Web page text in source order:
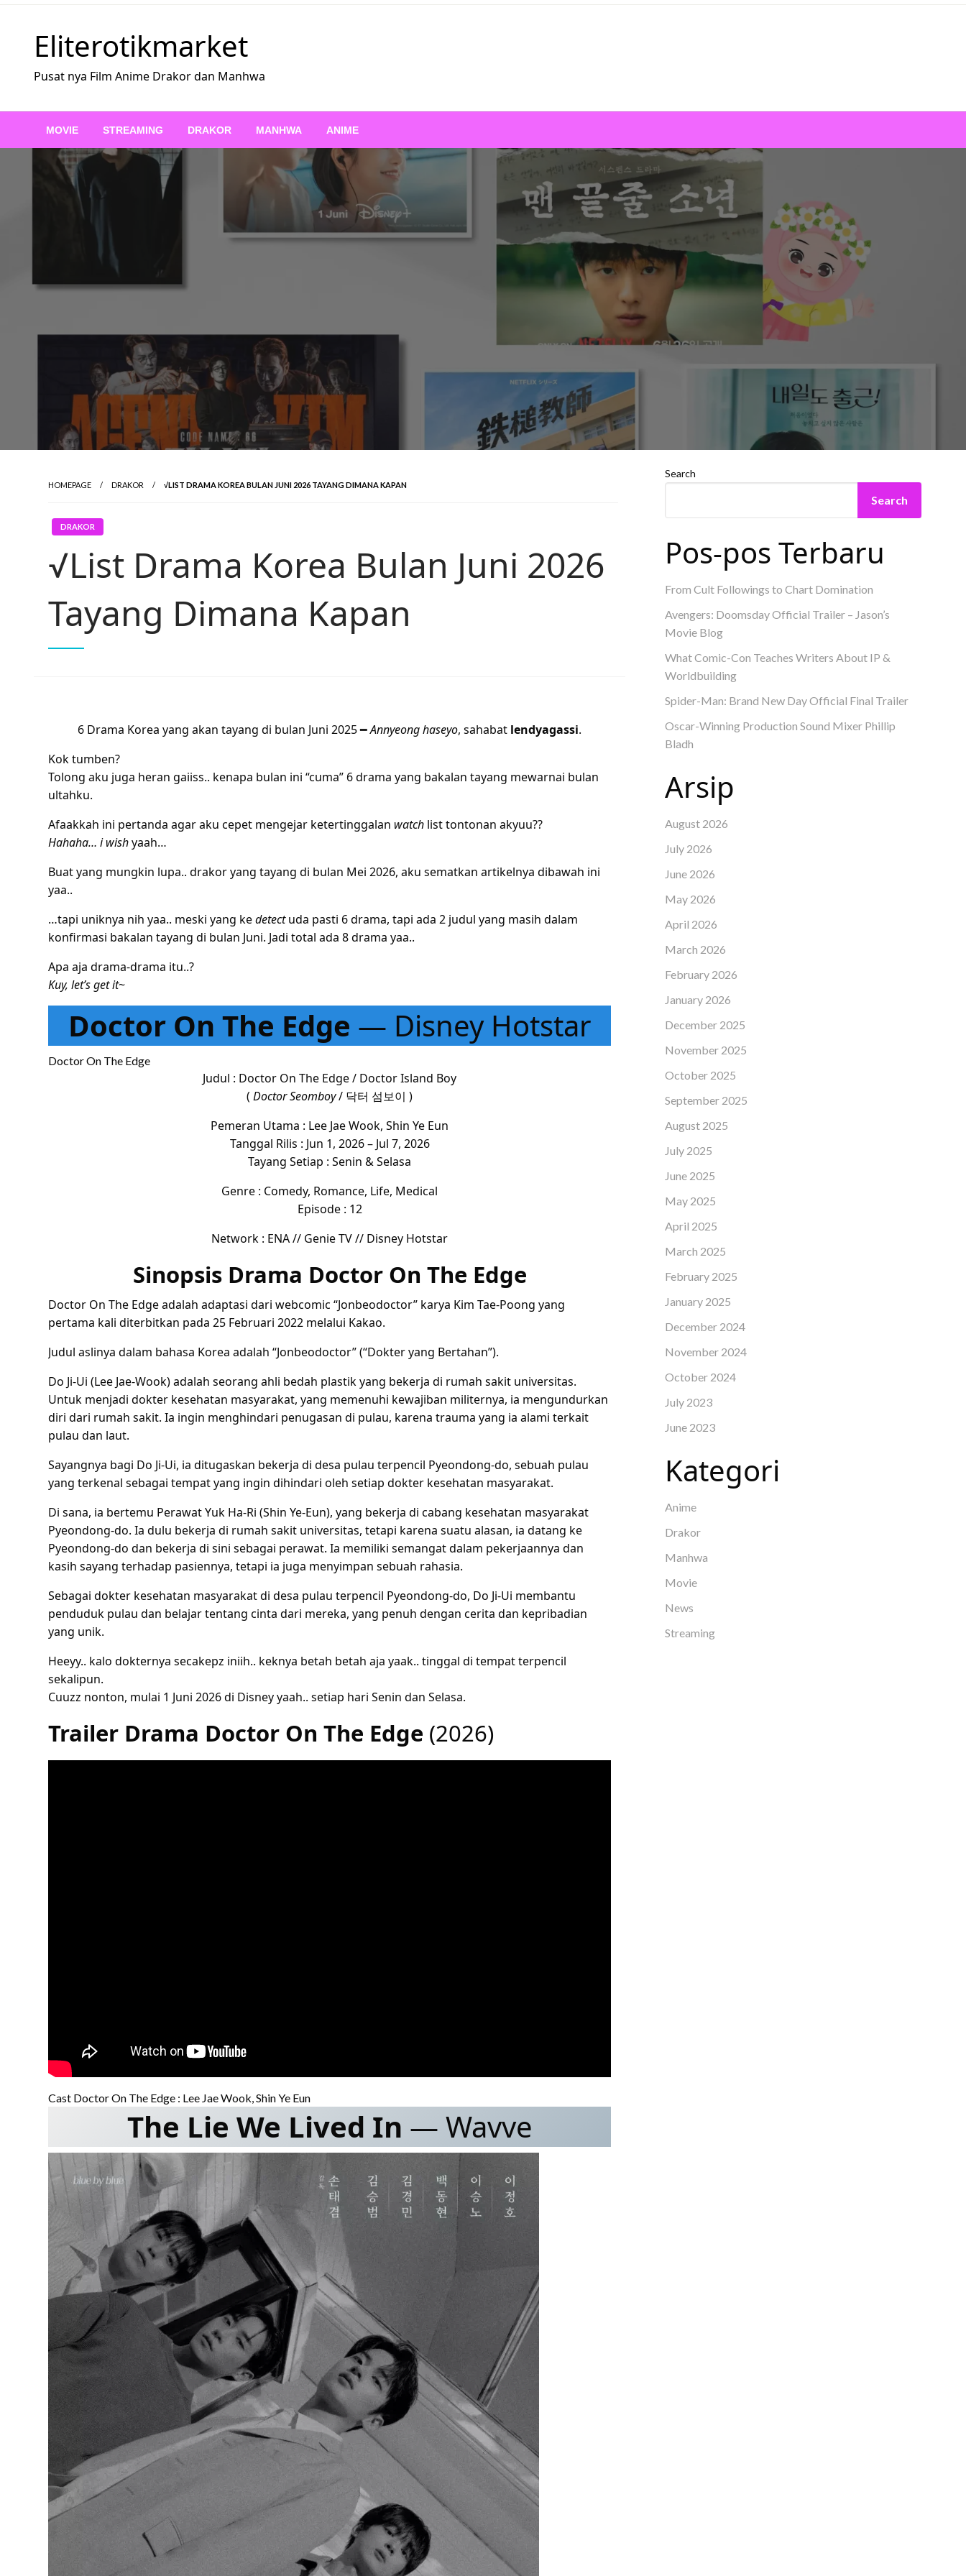
Skip
Eliterotikmarket
Pusat nya Film Anime Drakor dan Manhwa
MOVIE STREAMING DRAKOR MANHWA ANIME
HOMEPAGE DRAKOR √LIST DRAMA KOREA BULAN JUNI 2026 TAYANG DIMANA KAPAN
DRAKOR
√List Drama Korea Bulan Juni 2026
Tayang Dimana Kapan
6 Drama Korea yang akan tayang di bulan Juni 2025 ━Annyeong haseyo, sahabat lendyagassi.
Kok tumben?
Tolong aku juga heran gaiiss.. kenapa bulan ini “cuma” 6 drama yang bakalan tayang mewarnai bulan
ultahku.
Afaakkah ini pertanda agar aku cepet mengejar ketertinggalan watch list tontonan akyuu??
Hahaha… i wishyaah…
Buat yang mungkin lupa.. drakor yang tayang di bulan Mei 2026, aku sematkan artikelnya dibawah ini
yaa..
…tapi uniknya nih yaa.. meski yang kedetectuda pasti 6 drama, tapi ada 2 judul yang masih dalam
konfirmasi bakalan tayang di bulan Juni. Jadi total ada 8 drama yaa..
Apa aja drama-drama itu..?
Kuy, let’s get it~
Doctor On The Edge — Disney Hotstar
Doctor On The Edge
Judul : Doctor On The Edge / Doctor Island Boy
( Doctor Seomboy/ 닥터 섬보이 )
Pemeran Utama : Lee Jae Wook, Shin Ye Eun
Tanggal Rilis : Jun 1, 2026 – Jul 7, 2026
Tayang Setiap : Senin & Selasa
Genre : Comedy, Romance, Life, Medical
Episode : 12
Network : ENA // Genie TV // Disney Hotstar
Sinopsis Drama Doctor On The Edge
Doctor On The Edge adalah adaptasi dari webcomic “Jonbeodoctor” karya Kim Tae-Poong yang
pertama kali diterbitkan pada 25 Februari 2022 melalui Kakao.
Judul aslinya dalam bahasa Korea adalah “Jonbeodoctor” (“Dokter yang Bertahan”).
Do Ji-Ui (Lee Jae-Wook) adalah seorang ahli bedah plastik yang bekerja di rumah sakit universitas.
Untuk menjadi dokter kesehatan masyarakat, yang memenuhi kewajiban militernya, ia mengundurkan
diri dari rumah sakit. Ia ingin menghindari penugasan di pulau, karena trauma yang ia alami terkait
pulau dan laut.
Sayangnya bagi Do Ji-Ui, ia ditugaskan bekerja di desa pulau terpencil Pyeondong-do, sebuah pulau
yang terkenal sebagai tempat yang ingin dihindari oleh setiap dokter kesehatan masyarakat.
Di sana, ia bertemu Perawat Yuk Ha-Ri (Shin Ye-Eun), yang bekerja di cabang kesehatan masyarakat
Pyeondong-do. Ia dulu bekerja di rumah sakit universitas, tetapi karena suatu alasan, ia datang ke
Pyeondong-do dan bekerja di sini sebagai perawat. Ia memiliki semangat dalam pekerjaannya dan
kasih sayang terhadap pasiennya, tetapi ia juga menyimpan sebuah rahasia.
Sebagai dokter kesehatan masyarakat di desa pulau terpencil Pyeondong-do, Do Ji-Ui membantu
penduduk pulau dan belajar tentang cinta dari mereka, yang penuh dengan cerita dan kepribadian
yang unik.
Heeyy.. kalo dokternya secakepz iniih.. keknya betah betah aja yaak.. tinggal di tempat terpencil
sekalipun.
Cuuzz nonton, mulai 1 Juni 2026 di Disney yaah.. setiap hari Senin dan Selasa.
Trailer Drama Doctor On The Edge (2026)
Cast Doctor On The Edge : Lee Jae Wook, Shin Ye Eun
The Lie We Lived In — Wavve
Search
Search
Pos-pos Terbaru
From Cult Followings to Chart Domination
Avengers: Doomsday Official Trailer – Jason’s
Movie Blog
What Comic-Con Teaches Writers About IP &
Worldbuilding
Spider-Man: Brand New Day Official Final Trailer
Oscar-Winning Production Sound Mixer Phillip
Bladh
Arsip
August 2026
July 2026
June 2026
May 2026
April 2026
March 2026
February 2026
January 2026
December 2025
November 2025
October 2025
September 2025
August 2025
July 2025
June 2025
May 2025
April 2025
March 2025
February 2025
January 2025
December 2024
November 2024
October 2024
July 2023
June 2023
Kategori
Anime
Drakor
Manhwa
Movie
News
Streaming